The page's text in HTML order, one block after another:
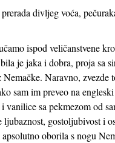
divljeg voća,
ispod veličanstvene
je jaka i dobra, proja sa
Naravno,
sam im preveo na
vanilice sa pekmezom od
gostoljubivost i
oborila s nogu